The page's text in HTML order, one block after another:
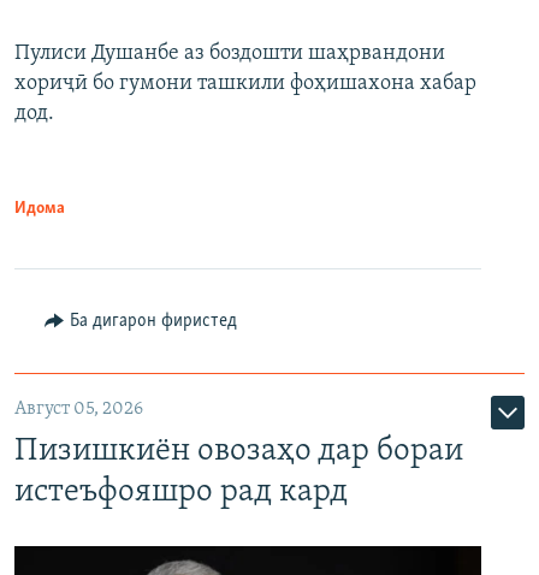
Пулиси Душанбе аз боздошти шаҳрвандони
хориҷӣ бо гумони ташкили фоҳишахона хабар
дод.
Идома
Ба дигарон фиристед
Август 05, 2026
Пизишкиён овозаҳо дар бораи
истеъфояшро рад кард